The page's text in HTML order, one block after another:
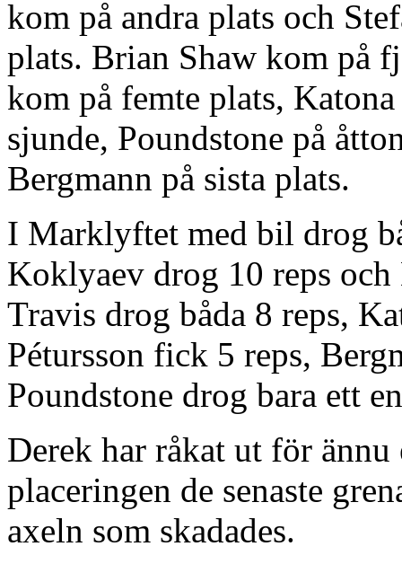
kom på andra plats och
plats. Brian Shaw kom på
kom på femte plats,
sjunde, Poundstone på
Bergmann på sista plats.
I Marklyftet med bil drog
Koklyaev drog 10 reps
Travis drog båda 8 reps,
Pétursson fick 5 reps,
Poundstone drog bara ett
Derek har råkat ut för ännu
placeringen de senaste
axeln som skadades.